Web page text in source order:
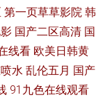
第一页草草影院 韩
国产二区高清 国
线看 欧美日韩黄
水 乱伦五月 国产
91九色在线观看